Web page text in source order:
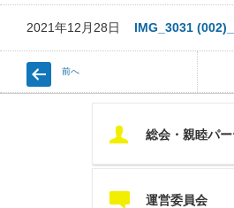
2021年12月28日 IMG_3031
前へ
U 総会・親睦パー
c 運営委員会